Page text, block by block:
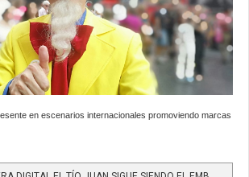
en escenarios internacionales promoviendo marcas